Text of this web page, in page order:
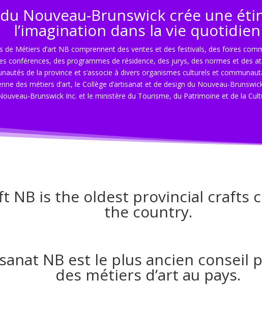
Nouveau-Brunswick crée une
l’imagination dans la vie
de Métiers d’art NB comprennent des ventes et des festivals, des foires
conférences, des programmes de résidence, des jurys, des normes et des
de la province et s’associe à divers organismes culturels et
des métiers d’art, le Collège d’artisanat et de design du Nouveau-
Brunswick Inc. et le ministère du Tourisme, du Patrimoine et de la
NB is the oldest provincial crafts
the country.
NB est le plus ancien conseil
des métiers d’art au pays.